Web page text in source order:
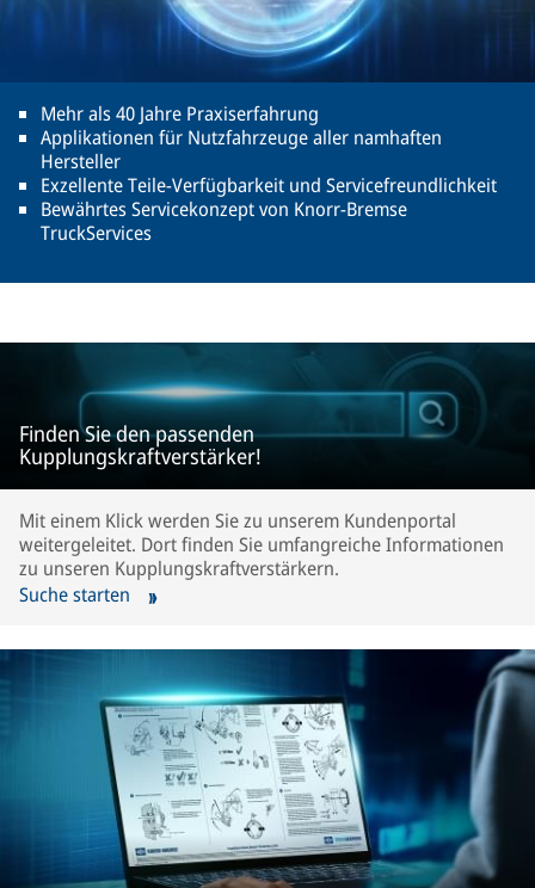
Mehr als 40 Jahre Praxiserfahrung
Applikationen für Nutzfahrzeuge aller namhaften
Hersteller
Exzellente Teile-Verfügbarkeit und Servicefreundlichkeit
Bewährtes Servicekonzept von Knorr-Bremse
TruckServices
Finden Sie den passenden
Kupplungskraftverstärker!
Mit einem Klick werden Sie zu unserem Kundenportal
weitergeleitet. Dort finden Sie umfangreiche Informationen
zu unseren Kupplungskraftverstärkern.
Suche starten